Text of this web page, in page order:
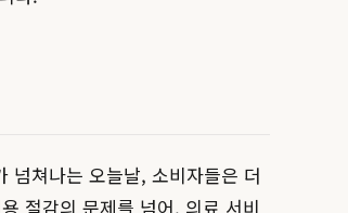
넘쳐나는 오늘날, 소비자들은 더
절감의 문제를 넘어, 의료 서비